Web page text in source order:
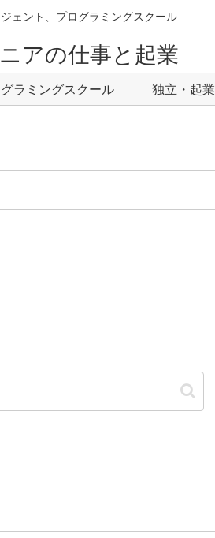
ェント、プログラミングスクール
アの仕事と起業
ラミングスクール 独立・起業